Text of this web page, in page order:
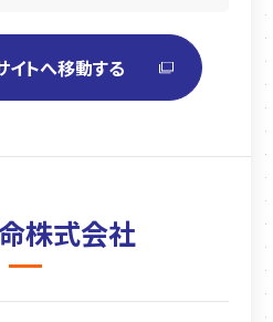
イトへ移動する
株式会社